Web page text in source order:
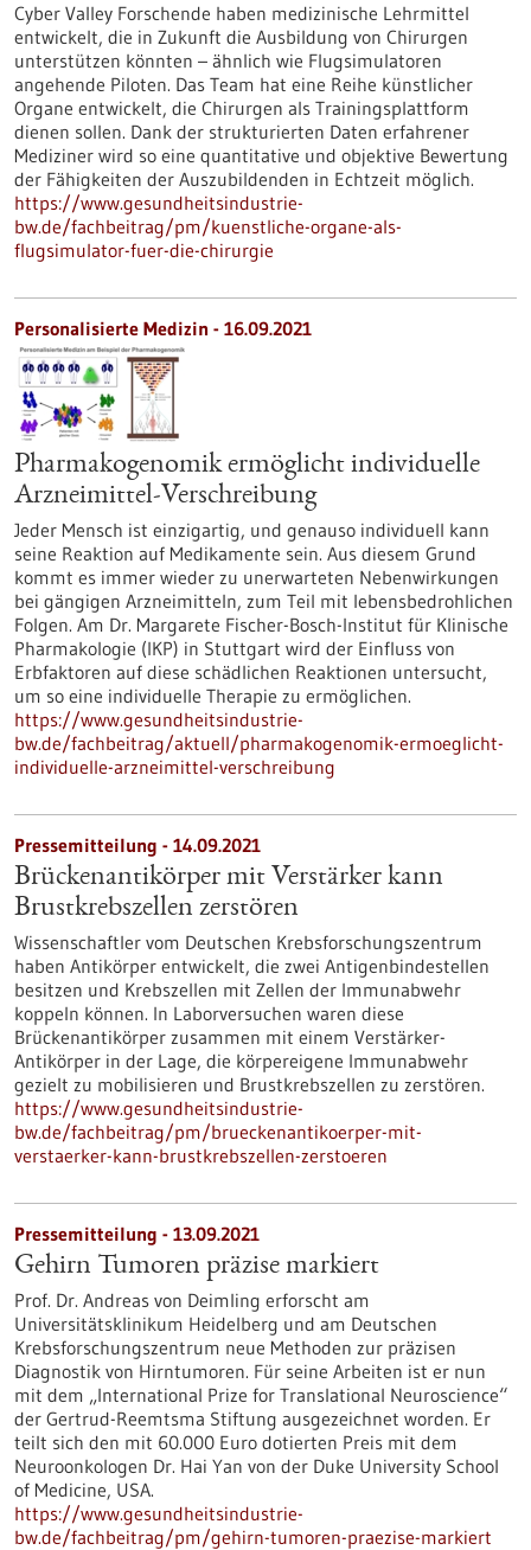
Cyber Valley Forschende haben medizinische Lehrmittel
entwickelt, die in Zukunft die Ausbildung von Chirurgen
unterstützen könnten – ähnlich wie Flugsimulatoren
angehende Piloten. Das Team hat eine Reihe künstlicher
Organe entwickelt, die Chirurgen als Trainingsplattform
dienen sollen. Dank der strukturierten Daten erfahrener
Mediziner wird so eine quantitative und objektive Bewertung
der Fähigkeiten der Auszubildenden in Echtzeit möglich.
https://www.gesundheitsindustrie-
bw.de/fachbeitrag/pm/kuenstliche-organe-als-
flugsimulator-fuer-die-chirurgie
Personalisierte Medizin - 16.09.2021
Pharmakogenomik ermöglicht individuelle
Arzneimittel-Verschreibung
Jeder Mensch ist einzigartig, und genauso individuell kann
seine Reaktion auf Medikamente sein. Aus diesem Grund
kommt es immer wieder zu unerwarteten Nebenwirkungen
bei gängigen Arzneimitteln, zum Teil mit lebensbedrohlichen
Folgen. Am Dr. Margarete Fischer-Bosch-Institut für Klinische
Pharmakologie (IKP) in Stuttgart wird der Einfluss von
Erbfaktoren auf diese schädlichen Reaktionen untersucht,
um so eine individuelle Therapie zu ermöglichen.
https://www.gesundheitsindustrie-
bw.de/fachbeitrag/aktuell/pharmakogenomik-ermoeglicht-
individuelle-arzneimittel-verschreibung
Pressemitteilung - 14.09.2021
Brückenantikörper mit Verstärker kann
Brustkrebszellen zerstören
Wissenschaftler vom Deutschen Krebsforschungszentrum
haben Antikörper entwickelt, die zwei Antigenbindestellen
besitzen und Krebszellen mit Zellen der Immunabwehr
koppeln können. In Laborversuchen waren diese
Brückenantikörper zusammen mit einem Verstärker-
Antikörper in der Lage, die körpereigene Immunabwehr
gezielt zu mobilisieren und Brustkrebszellen zu zerstören.
https://www.gesundheitsindustrie-
bw.de/fachbeitrag/pm/brueckenantikoerper-mit-
verstaerker-kann-brustkrebszellen-zerstoeren
Pressemitteilung - 13.09.2021
Gehirn Tumoren präzise markiert
Prof. Dr. Andreas von Deimling erforscht am
Universitätsklinikum Heidelberg und am Deutschen
Krebsforschungszentrum neue Methoden zur präzisen
Diagnostik von Hirntumoren. Für seine Arbeiten ist er nun
mit dem „International Prize for Translational Neuroscience“
der Gertrud-Reemtsma Stiftung ausgezeichnet worden. Er
teilt sich den mit 60.000 Euro dotierten Preis mit dem
Neuroonkologen Dr. Hai Yan von der Duke University School
of Medicine, USA.
https://www.gesundheitsindustrie-
bw.de/fachbeitrag/pm/gehirn-tumoren-praezise-markiert